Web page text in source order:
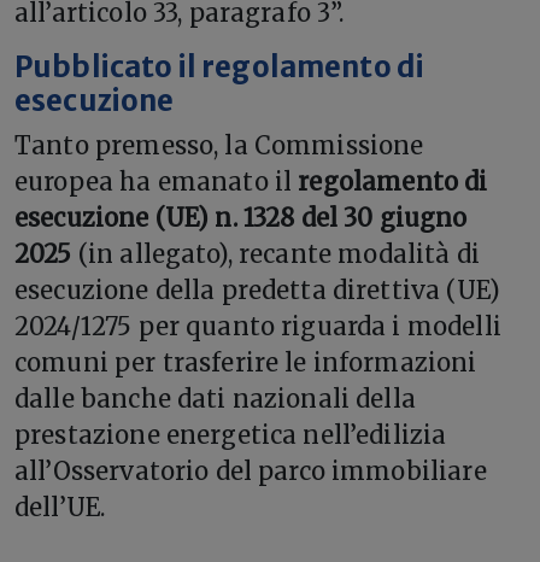
all’articolo 33, paragrafo 3”.
Pubblicato il regolamento di
esecuzione
Tanto premesso, la Commissione
europea ha emanato il regolamento di
esecuzione (UE) n. 1328 del 30 giugno
2025 (in allegato), recante modalità di
esecuzione della predetta direttiva (UE)
2024/1275 per quanto riguarda i modelli
comuni per trasferire le informazioni
dalle banche dati nazionali della
prestazione energetica nell’edilizia
all’Osservatorio del parco immobiliare
dell’UE.